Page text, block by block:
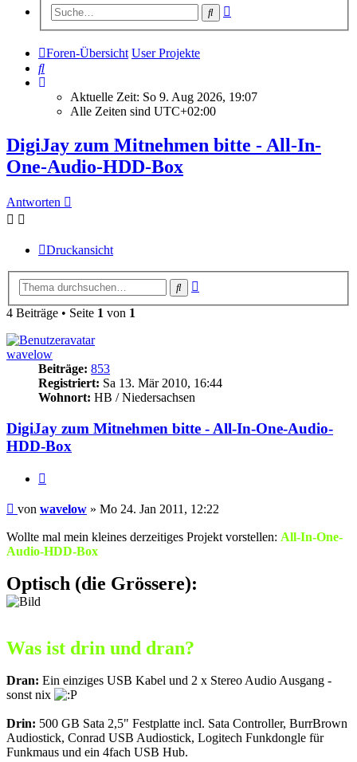
Suche
Foren-Übersicht User Projekte
Suche
Aktuelle Zeit: So 9. Aug 2026, 19:07
Alle Zeiten sind UTC+02:00
DigiJay zum Mitnehmen bitte - All-In-
One-Audio-HDD-Box
Antworten
Druckansicht
Suche
4 Beiträge • Seite 1 von 1
wavelow
Beiträge: 853
Registriert: Sa 13. Mär 2010, 16:44
Wohnort: HB / Niedersachsen
DigiJay zum Mitnehmen bitte - All-In-One-Audio-
HDD-Box
Beitrag
von wavelow » Mo 24. Jan 2011, 12:22
Wollte mal mein kleines derzeitiges Projekt vorstellen: All-In-One-
Audio-HDD-Box
Optisch (die Grössere):
Was ist drin und dran?
Dran: Ein einziges USB Kabel und 2 x Stereo Audio Ausgang -
sonst nix
Drin: 500 GB Sata 2,5" Festplatte incl. Sata Controller, BurrBrown
Audiostick, Conrad USB Audiostick, Logitech Funkdongle für
Funkmaus und ein 4fach USB Hub.